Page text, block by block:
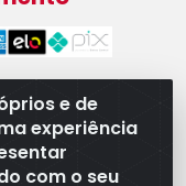
e de
experiência
com o seu
LTDA - CNPJ
667 - Parque
74375-660